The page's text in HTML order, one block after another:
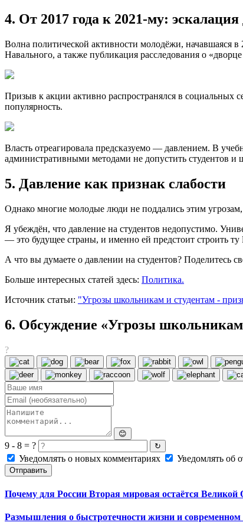
4. От 2017 года к 2021-му:
Волна политической активности молодёжи, начавшаяся
Навального, а также публикация расследования о
Призыв к акции активно распространялся в социальных
популярность.
Власть отреагировала предсказуемо — давлением. В
административными методами не допустить студентов и
5. Давление как признак слабости
Однако многие молодые люди не поддались этим
Я убеждён, что давление на студентов недопустимо.
— это будущее страны, и именно ей предстоит строить
А что вы думаете о давлении на студентов? Поделитесь
Больше интересных статей здесь: Политика.
Источник статьи: "Угрозы школьникам и студентам -
6. Обсуждение «Угрозы школьникам
?
😊
9 - 8 = ? ↻
Уведомлять о новых комментариях Уведомлять об
Отправить
Почему для России Вторая мировая остаётся
Размышления о быстротечности жизни и современном